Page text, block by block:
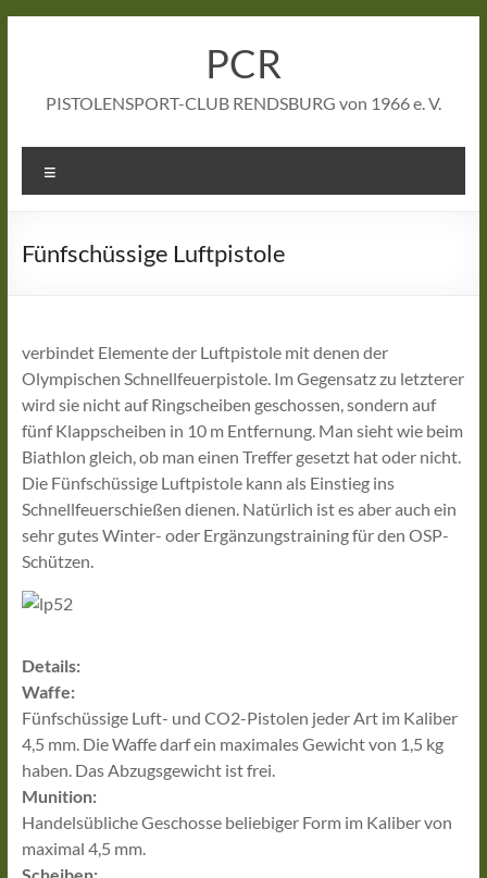
PCR
PISTOLENSPORT-CLUB RENDSBURG von 1966 e. V.
Fünfschüssige Luftpistole
verbindet Elemente der Luftpistole mit denen der
Olympischen Schnellfeuerpistole. Im Gegensatz zu letzterer
wird sie nicht auf Ringscheiben geschossen, sondern auf
fünf Klappscheiben in 10 m Entfernung. Man sieht wie beim
Biathlon gleich, ob man einen Treffer gesetzt hat oder nicht.
Die Fünfschüssige Luftpistole kann als Einstieg ins
Schnellfeuerschießen dienen. Natürlich ist es aber auch ein
sehr gutes Winter- oder Ergänzungstraining für den OSP-
Schützen.
Details:
Waffe:
Fünfschüssige Luft- und CO2-Pistolen jeder Art im Kaliber
4,5 mm. Die Waffe darf ein maximales Gewicht von 1,5 kg
haben. Das Abzugsgewicht ist frei.
Munition:
Handelsübliche Geschosse beliebiger Form im Kaliber von
maximal 4,5 mm.